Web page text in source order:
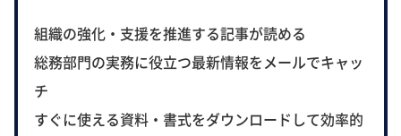
組織の強化・支援を推進する記事が読める
総務部門の実務に役立つ最新情報をメールでキャッ
チ
すぐに使える資料・書式をダウンロードして効率的